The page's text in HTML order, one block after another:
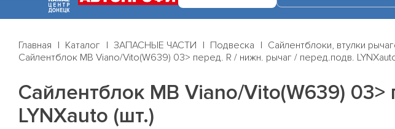
Главная Каталог ЗАПАСНЫЕ ЧАСТИ Подвеска
Сайлентблоки, втулки
Сайлентблок MB Viano/Vito(W639) 03> перед. R / нижн. рычаг / перед.подв.
Сайлентблок MB Viano/Vito(W639)
LYNXauto (шт.)